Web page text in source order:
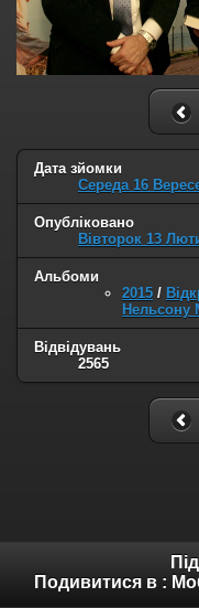
Дата зйомки
Середа 16
Опубліковано
Вівторок 13
Альбоми
2015 /
Нельсону
Відвідувань
2565
Подивитися в :